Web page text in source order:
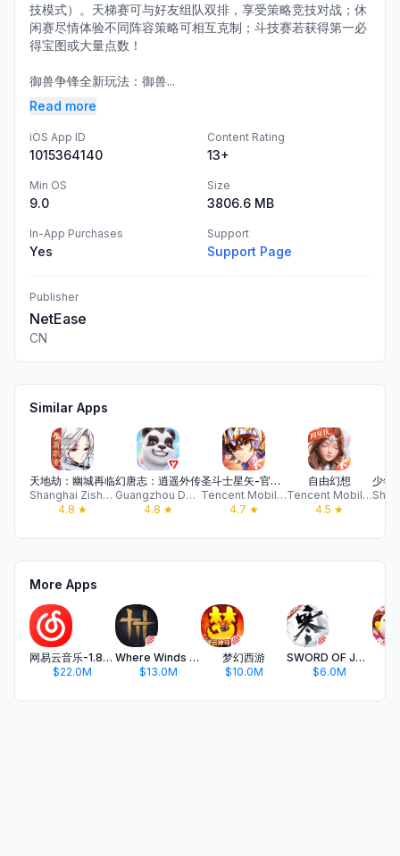
技模式）。天梯赛可与好友组队双排，享受策略竞技对战；休
闲赛尽情体验不同阵容策略可相互克制；斗技赛若获得第一必
得宝图或大量点数！
御兽争锋全新玩法：御兽...
Read more
iOS App ID
1015364140
Content Rating
13+
Min OS
9.0
Size
3806.6 MB
In-App Purchases
Yes
Support
Support Page
Publisher
NetEase
CN
Similar Apps
天地劫：幽城再临
Shanghai Zishun Information Technology Co., Ltd.
4.8 ★
幻唐志：逍遥外传
Guangzhou Duoyi Network Co., Ltd.
4.8 ★
圣斗士星矢-官方正版(腾讯)
Tencent Mobile Games
4.7 ★
自由幻想
Tencent Mobile Games
4.5 ★
More Apps
网易云音乐-1.8亿内容畅听
$22.0M
Where Winds Meet
$13.0M
梦幻西游
$10.0M
SWORD OF JUSTICE
$6.0M